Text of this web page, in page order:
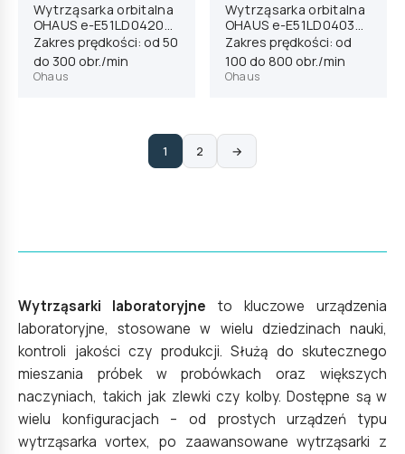
Wytrząsarka orbitalna
OHAUS e-E51LD0420
(30770916)
Zakres prędkości: od 50
do 300 obr./min
Ohaus
Wytrząsarka orbitalna
OHAUS e-E51LD0403
(30770915)
Zakres prędkości: od
100 do 800 obr./min
Ohaus
1 2 →
Wytrząsarki laboratoryjne to kluczowe urządzenia
laboratoryjne, stosowane w wielu dziedzinach nauki,
kontroli jakości czy produkcji. Służą do skutecznego
mieszania próbek w probówkach oraz większych
naczyniach, takich jak zlewki czy kolby. Dostępne są w
wielu konfiguracjach – od prostych urządzeń typu
wytrząsarka vortex, po zaawansowane wytrząsarki z